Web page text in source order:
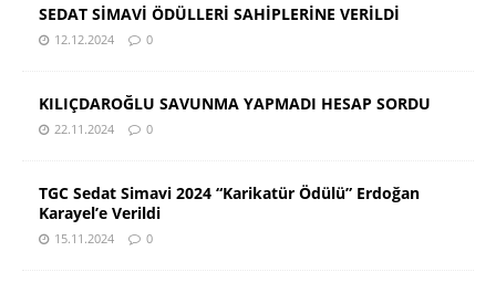
SEDAT SİMAVİ ÖDÜLLERİ SAHİPLERİNE VERİLDİ
12.12.2024 0
KILIÇDAROĞLU SAVUNMA YAPMADI HESAP SORDU
22.11.2024 0
TGC Sedat Simavi 2024 “Karikatür Ödülü” Erdoğan
Karayel’e Verildi
15.11.2024 0